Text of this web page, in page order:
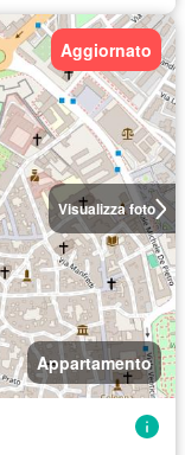
Visualizza foto
Aggiornato
Appartamento